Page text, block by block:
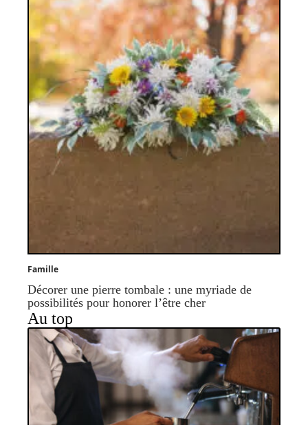
Famille
Décorer une pierre tombale : une myriade de
possibilités pour honorer l’être cher
Au top